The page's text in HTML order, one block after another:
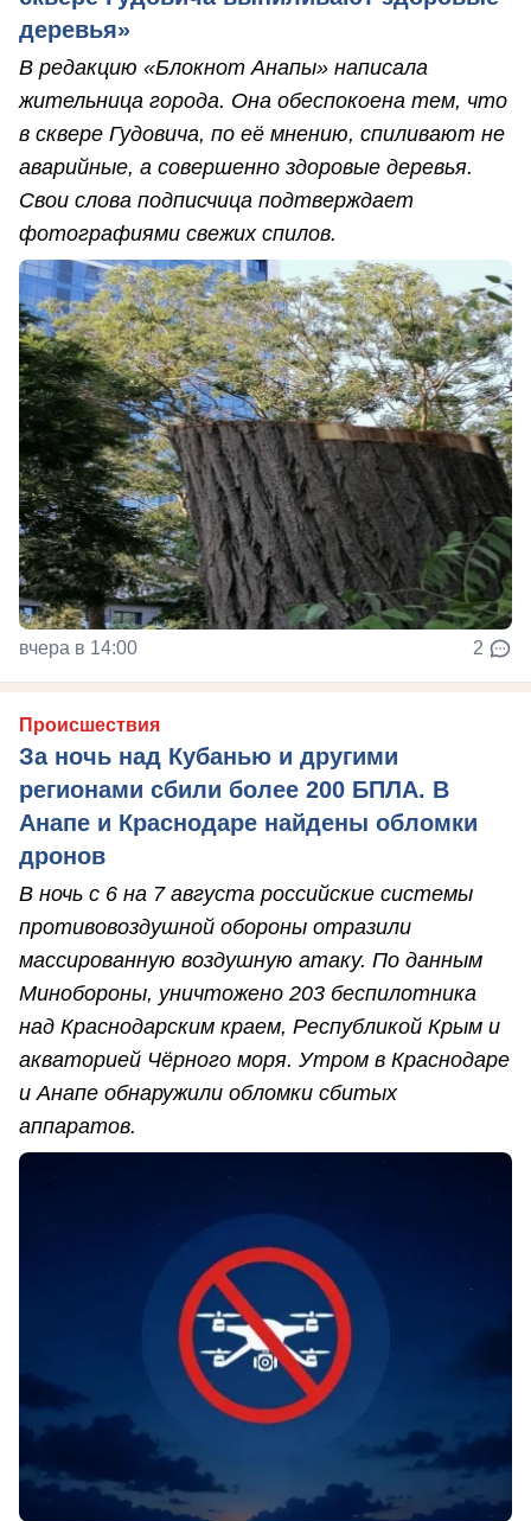
деревья»
В редакцию «Блокнот Анапы» написала
жительница города. Она обеспокоена тем, что
в сквере Гудовича, по её мнению, спиливают не
аварийные, а совершенно здоровые деревья.
Свои слова подписчица подтверждает
фотографиями свежих спилов.
вчера в 14:00 2
Происшествия
За ночь над Кубанью и другими
регионами сбили более 200 БПЛА. В
Анапе и Краснодаре найдены обломки
дронов
В ночь с 6 на 7 августа российские системы
противовоздушной обороны отразили
массированную воздушную атаку. По данным
Минобороны, уничтожено 203 беспилотника
над Краснодарским краем, Республикой Крым и
акваторией Чёрного моря. Утром в Краснодаре
и Анапе обнаружили обломки сбитых
аппаратов.